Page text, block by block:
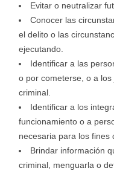
Evitar o neutralizar
Conocer las
el delito o las
ejecutando.
Identificar a las
o por cometerse, o a
criminal.
Identificar a los
funcionamiento o a
necesaria para los fines
Brindar información
criminal, menguarla o